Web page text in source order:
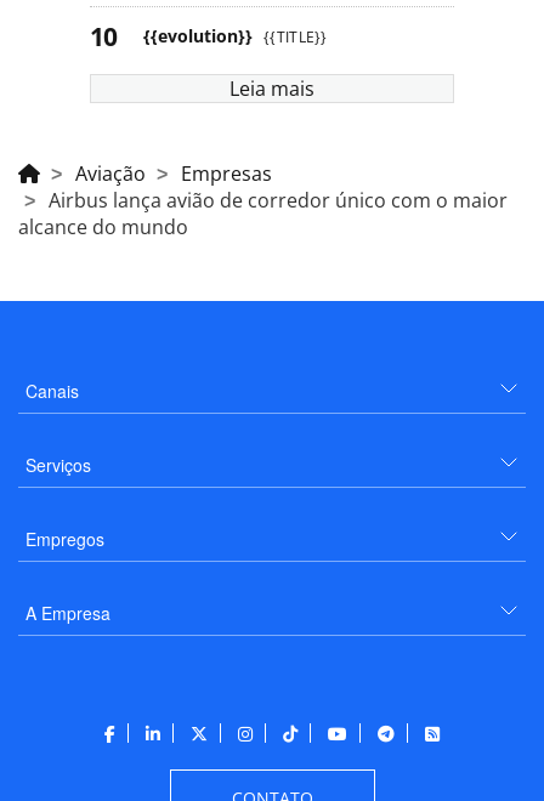
{{evolution}} {{TITLE}}
Leia mais
Aviação
Empresas
Airbus lança avião de corredor único com o maior
alcance do mundo
Canais
Serviços
Empregos
A Empresa